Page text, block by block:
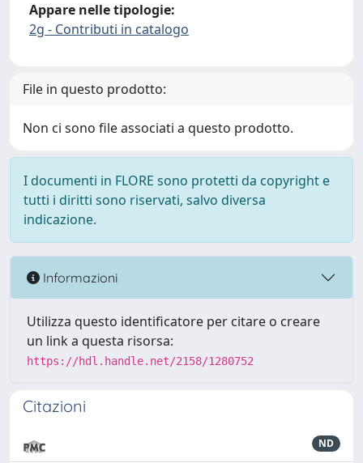
Appare nelle tipologie:
2g - Contributi in catalogo
File in questo prodotto:
Non ci sono file associati a questo prodotto.
I documenti in FLORE sono protetti da copyright e
tutti i diritti sono riservati, salvo diversa
indicazione.
Informazioni
Utilizza questo identificatore per citare o creare
un link a questa risorsa:
https://hdl.handle.net/2158/1280752
Citazioni
ND